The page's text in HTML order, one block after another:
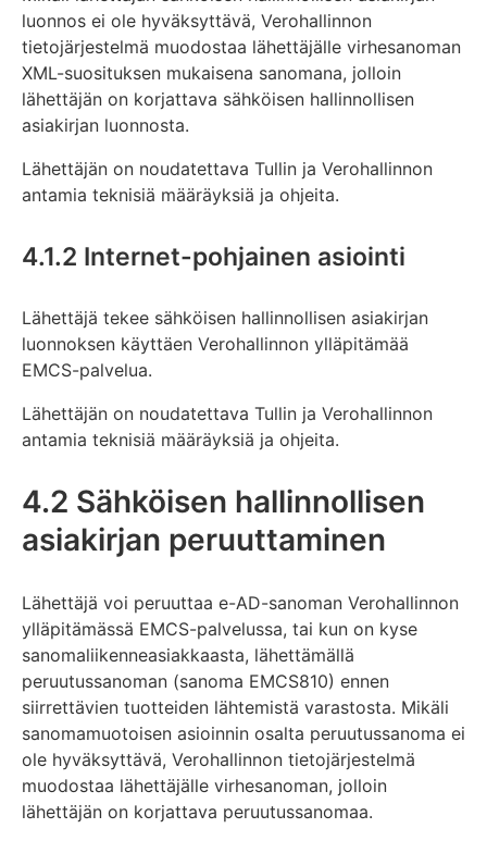
luonnos ei ole hyväksyttävä, Verohallinnon
tietojärjestelmä muodostaa lähettäjälle virhesanoman
XML-suosituksen mukaisena sanomana, jolloin
lähettäjän on korjattava sähköisen hallinnollisen
asiakirjan luonnosta.
Lähettäjän on noudatettava Tullin ja Verohallinnon
antamia teknisiä määräyksiä ja ohjeita.
4.1.2 Internet-pohjainen asiointi
Lähettäjä tekee sähköisen hallinnollisen asiakirjan
luonnoksen käyttäen Verohallinnon ylläpitämää
EMCS-palvelua.
Lähettäjän on noudatettava Tullin ja Verohallinnon
antamia teknisiä määräyksiä ja ohjeita.
4.2 Sähköisen hallinnollisen
asiakirjan peruuttaminen
Lähettäjä voi peruuttaa e-AD-sanoman Verohallinnon
ylläpitämässä EMCS-palvelussa, tai kun on kyse
sanomaliikenneasiakkaasta, lähettämällä
peruutussanoman (sanoma EMCS810) ennen
siirrettävien tuotteiden lähtemistä varastosta. Mikäli
sanomamuotoisen asioinnin osalta peruutussanoma ei
ole hyväksyttävä, Verohallinnon tietojärjestelmä
muodostaa lähettäjälle virhesanoman, jolloin
lähettäjän on korjattava peruutussanomaa.